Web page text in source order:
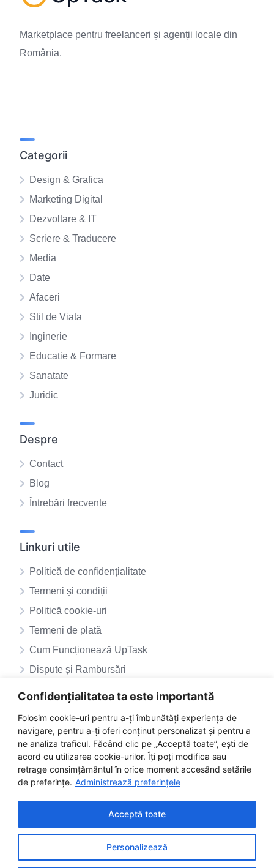
Confidențialitatea ta este importantă
Folosim cookie-uri pentru a-ți îmbunătăți experiența de
navigare, pentru a-ți oferi conținut personalizat și pentru a
ne analiza traficul. Făcând clic pe „Acceptă toate”, ești de
acord cu utilizarea cookie-urilor. Îți poți modifica sau
retrage consimțământul în orice moment accesând setările
de preferințe. Administrează preferințele
Personalizează
Acceptă toate
Marketplace pentru freelanceri și agenții locale din
România.
Categorii
Design & Grafica
Marketing Digital
Dezvoltare & IT
Scriere & Traducere
Media
Date
Afaceri
Stil de Viata
Inginerie
Educatie & Formare
Sanatate
Juridic
Despre
Contact
Blog
Întrebări frecvente
Linkuri utile
Politică de confidențialitate
Termeni și condiții
Politică cookie-uri
Termeni de plată
Cum Funcționează UpTask
Dispute și Rambursări
©2025 uptask.ro | Toate drepturile rezervate